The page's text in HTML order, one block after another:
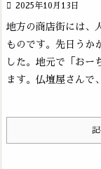
 2025年10月13日
地方の商店街には、
ものです。先日うか
した。地元で「おー
ます。仏壇屋さんで